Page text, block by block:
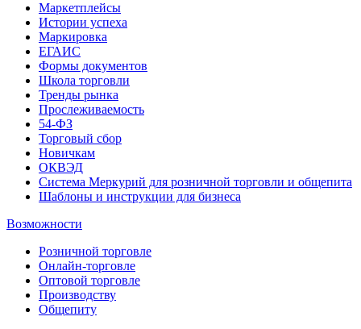
Маркетплейсы
Истории успеха
Маркировка
ЕГАИС
Формы документов
Школа торговли
Тренды рынка
Прослеживаемость
54-ФЗ
Торговый сбор
Новичкам
ОКВЭД
Система Меркурий для розничной торговли и общепита
Шаблоны и инструкции для бизнеса
Возможности
Розничной торговле
Онлайн-торговле
Оптовой торговле
Производству
Общепиту